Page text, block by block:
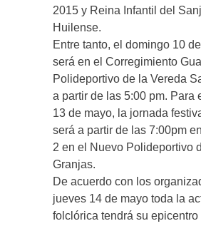
2015 y Reina Infantil del
Huilense.
Entre tanto, el domingo 10
será en el Corregimiento
Polideportivo de la Vereda
a partir de las 5:00 pm. Para
13 de mayo, la jornada
será a partir de las 7:00pm
2 en el Nuevo Polideportivo
Granjas.
De acuerdo con los
jueves 14 de mayo toda la
folclórica tendrá su epicentro